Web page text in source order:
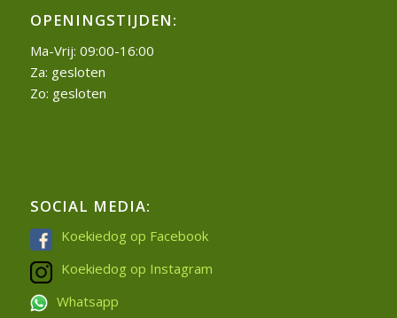
OPENINGSTIJDEN:
Ma-Vrij: 09:00-16:00
Za: gesloten
Zo: gesloten
SOCIAL MEDIA:
Koekiedog op Facebook
Koekiedog op Instagram
Whatsapp